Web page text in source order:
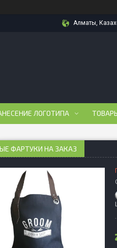
Алматы,
ЛОГОТИПА
ФАРТУКИ НА ЗАКАЗ